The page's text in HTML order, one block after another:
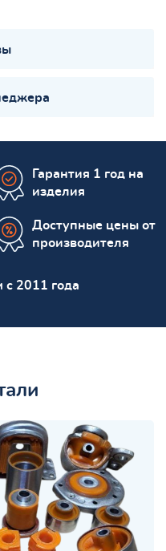
Гарантия 1 год на
изделия
Доступные цены от
производителя
с 2011 года